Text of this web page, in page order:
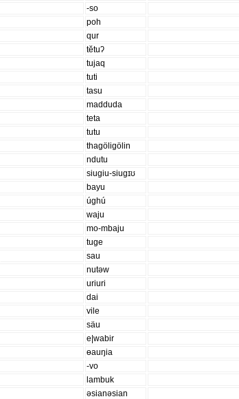
-so
poh
qur
tĕtuʔ
tujaq
tuti
tasu
madduda
teta
tutu
thagöligölin
ndutu
siugiu-siugɪʊ
bayu
úghú
waju
mo-mbaju
tuge
sau
nutəw
uriuri
dai
vile
säu
e|wabir
ɵauŋia
-vo
lambuk
əsianəsian